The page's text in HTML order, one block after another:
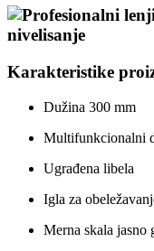
Karakteristike
Dužina 300 mm
Multifunkcionalni
Ugrađena libela
Igla za
Merna skala jasno